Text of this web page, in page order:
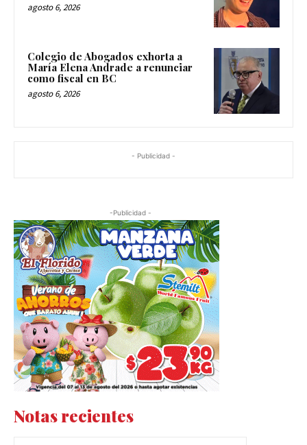
agosto 6, 2026
Colegio de Abogados exhorta a
María Elena Andrade a renunciar
como fiscal en BC
agosto 6, 2026
- Publicidad -
-Publicidad -
Notas recientes